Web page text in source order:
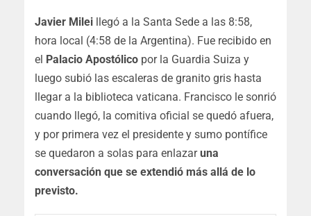
Javier Milei llegó a la Santa Sede a las 8:58,
hora local (4:58 de la Argentina). Fue recibido en
el Palacio Apostólico por la Guardia Suiza y
luego subió las escaleras de granito gris hasta
llegar a la biblioteca vaticana. Francisco le sonrió
cuando llegó, la comitiva oficial se quedó afuera,
y por primera vez el presidente y sumo pontífice
se quedaron a solas para enlazaruna
conversación que se extendió más allá de lo
previsto.